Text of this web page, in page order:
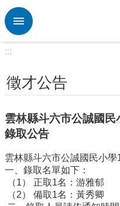
跳到主要內容區塊
進
階
熱
門
鍵
字
園
動
態
:::
徵才公告
雲林縣斗六市公誠國
錄取公告
雲林縣斗六市公誠國民小
一、錄取名單如下：
（1） 正取1名：游雅郁
（2） 備取1名：黃秀卿